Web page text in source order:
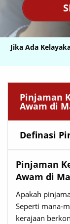
Jika Ada
Pinjaman
Awam di
Definasi
Pinjaman
Awam di
Apakah
Seperti mana-
kerajaan